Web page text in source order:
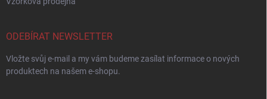
ODEBÍRAT NEWSLETTER
Vložte svůj e-mail a my vám budeme zasílat informace o nových
produktech na našem e-shopu.